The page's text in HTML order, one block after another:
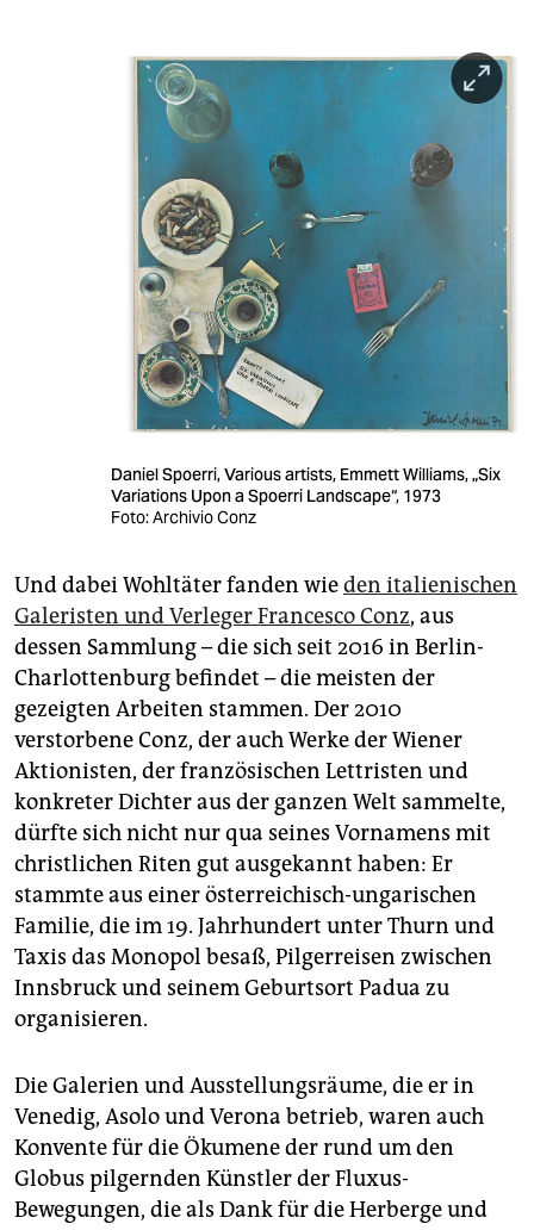
Daniel Spoerri, Various artists, Emmett Williams, „Six
Variations Upon a Spoerri Landscape“, 1973
Foto: Archivio Conz
Und dabei Wohltäter fanden wieden italienischen
Galeristen und Verleger Francesco Conz, aus
dessen Sammlung – die sich seit 2016 in Berlin-
Charlottenburg befindet – die meisten der
gezeigten Arbeiten stammen. Der 2010
verstorbene Conz, der auch Werke der Wiener
Aktionisten, der französischen Lettristen und
konkreter Dichter aus der ganzen Welt sammelte,
dürfte sich nicht nur qua seines Vornamens mit
christlichen Riten gut ausgekannt haben: Er
stammte aus einer österreichisch-ungarischen
Familie, die im 19. Jahrhundert unter Thurn und
Taxis das Monopol besaß, Pilgerreisen zwischen
Innsbruck und seinem Geburtsort Padua zu
organisieren.
Die Galerien und Ausstellungsräume, die er in
Venedig, Asolo und Verona betrieb, waren auch
Konvente für die Ökumene der rund um den
Globus pilgernden Künstler der Fluxus-
Bewegungen, die als Dank für die Herberge und